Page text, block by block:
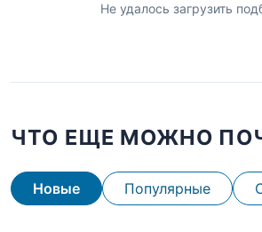
Не удалось загрузить
ЧТО ЕЩЕ МОЖНО
Новые Популярные